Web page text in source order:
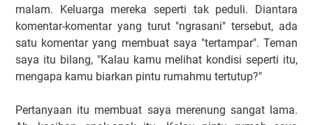
malam. Keluarga mereka seperti tak peduli. Diantara
komentar-komentar yang turut "ngrasani" tersebut, ada
satu komentar yang membuat saya "tertampar". Teman
saya itu bilang, "Kalau kamu melihat kondisi seperti itu,
mengapa kamu biarkan pintu rumahmu tertutup?"
Pertanyaan itu membuat saya merenung sangat lama.